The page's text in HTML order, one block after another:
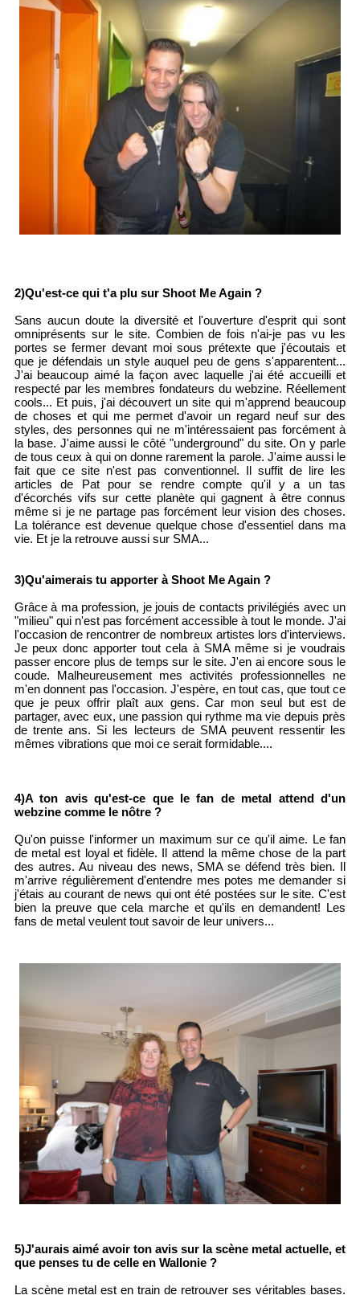
2)Qu'est-ce qui t'a plu sur Shoot Me Again ?
Sans aucun doute la diversité et l'ouverture d'esprit qui sont
omniprésents sur le site. Combien de fois n'ai-je pas vu les
portes se fermer devant moi sous prétexte que j'écoutais et
que je défendais un style auquel peu de gens s'apparentent...
J'ai beaucoup aimé la façon avec laquelle j'ai été accueilli et
respecté par les membres fondateurs du webzine. Réellement
cools... Et puis, j'ai découvert un site qui m'apprend beaucoup
de choses et qui me permet d'avoir un regard neuf sur des
styles, des personnes qui ne m'intéressaient pas forcément à
la base. J'aime aussi le côté "underground" du site. On y parle
de tous ceux à qui on donne rarement la parole. J'aime aussi le
fait que ce site n'est pas conventionnel. Il suffit de lire les
articles de Pat pour se rendre compte qu'il y a un tas
d'écorchés vifs sur cette planète qui gagnent à être connus
même si je ne partage pas forcément leur vision des choses.
La tolérance est devenue quelque chose d'essentiel dans ma
vie. Et je la retrouve aussi sur SMA...
3)Qu'aimerais tu apporter à Shoot Me Again ?
Grâce à ma profession, je jouis de contacts privilégiés avec un
"milieu" qui n'est pas forcément accessible à tout le monde. J'ai
l'occasion de rencontrer de nombreux artistes lors d'interviews.
Je peux donc apporter tout cela à SMA même si je voudrais
passer encore plus de temps sur le site. J'en ai encore sous le
coude. Malheureusement mes activités professionnelles ne
m'en donnent pas l'occasion. J'espère, en tout cas, que tout ce
que je peux offrir plaît aux gens. Car mon seul but est de
partager, avec eux, une passion qui rythme ma vie depuis près
de trente ans. Si les lecteurs de SMA peuvent ressentir les
mêmes vibrations que moi ce serait formidable....
4)A ton avis qu'est-ce que le fan de metal attend d'un
webzine comme le nôtre ?
Qu'on puisse l'informer un maximum sur ce qu'il aime. Le fan
de metal est loyal et fidèle. Il attend la même chose de la part
des autres. Au niveau des news, SMA se défend très bien. Il
m'arrive régulièrement d'entendre mes potes me demander si
j'étais au courant de news qui ont été postées sur le site. C'est
bien la preuve que cela marche et qu'ils en demandent! Les
fans de metal veulent tout savoir de leur univers...
5)J'aurais aimé avoir ton avis sur la scène metal actuelle, et
que penses tu de celle en Wallonie ?
La scène metal est en train de retrouver ses véritables bases.